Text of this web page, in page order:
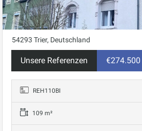
54293 Trier, Deutschland
Unsere Referenzen €274.500
REH110BI
109 m²